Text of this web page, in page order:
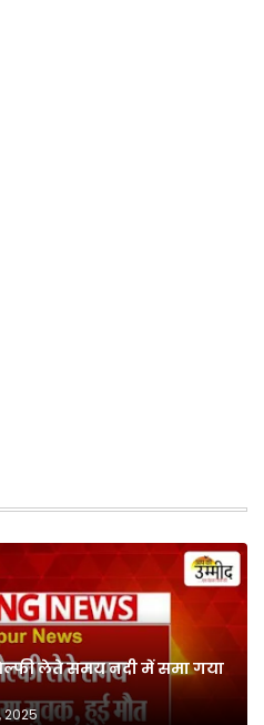
लेते समय नदी में समा गया
2025